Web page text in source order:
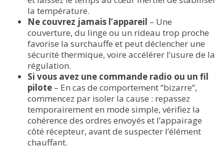
la température.
Ne couvrez jamais l’appareil – Une
couverture, du linge ou un rideau trop proche
favorise la surchauffe et peut déclencher une
sécurité thermique, voire accélérer l’usure de la
régulation.
Si vous avez une commande radio ou un fil
pilote – En cas de comportement “bizarre”,
commencez par isoler la cause : repassez
temporairement en mode simple, vérifiez la
cohérence des ordres envoyés et l’appairage
côté récepteur, avant de suspecter l’élément
chauffant.